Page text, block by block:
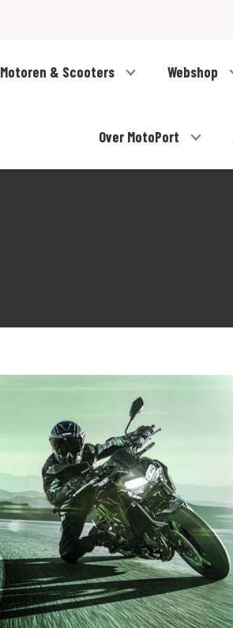
Motoren & Scooters Webshop
Over MotoPort